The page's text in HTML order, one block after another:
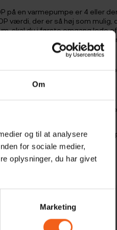
Om
og til at analysere
for sociale medier,
oplysninger, du har givet
Marketing
en varmepumpe er 4 eller
værdi, der er så høj som
skal du i første omgang lede
vi den bedste varmepumpe
er som du kigger på. Du
varmepumpe. Den skal være
eller besøgaf vores